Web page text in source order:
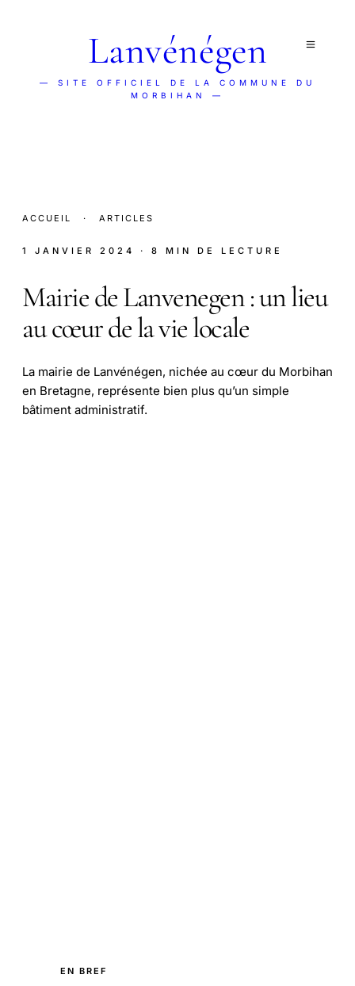
Lanvénégen
— SITE OFFICIEL DE LA COMMUNE DU
MORBIHAN —
ACCUEIL · ARTICLES
1 JANVIER 2024 · 8 MIN DE LECTURE
Mairie de Lanvenegen : un lieu
au cœur de la vie locale
La mairie de Lanvénégen, nichée au cœur du Morbihan
en Bretagne, représente bien plus qu’un simple
bâtiment administratif.
EN BREF